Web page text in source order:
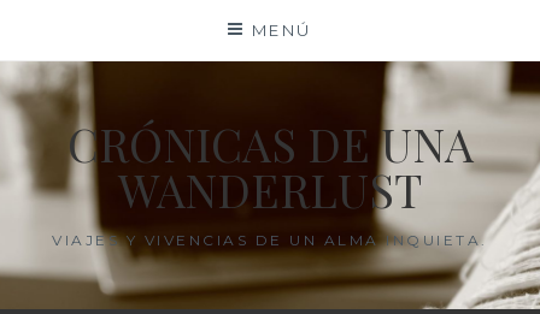
contenido
MENÚ
CRÓNICAS DE UNA
WANDERLUST
VIAJES Y VIVENCIAS DE UN ALMA INQUIETA.